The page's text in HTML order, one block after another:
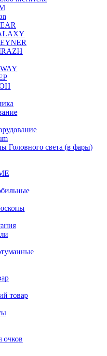
Головного света (в фары)
товар
очков